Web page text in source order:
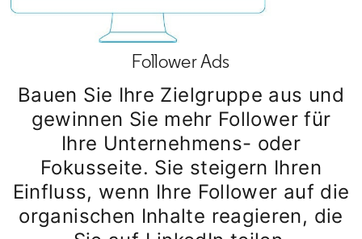
Follower Ads
Bauen Sie Ihre Zielgruppe aus und
gewinnen Sie mehr Follower für
Ihre Unternehmens- oder
Fokusseite. Sie steigern Ihren
Einfluss, wenn Ihre Follower auf die
organischen Inhalte reagieren, die